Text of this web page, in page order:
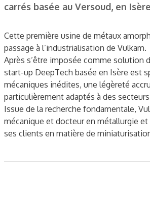
carrés basée au Versoud, en
Cette première usine de métaux
passage à l’industrialisation de Vulkam.
Après s’être imposée comme solution
start-up DeepTech basée en Isère est
mécaniques inédites, une légèreté
particulièrement adaptés à des
Issue de la recherche fondamentale,
mécanique et docteur en métallurgie
ses clients en matière de